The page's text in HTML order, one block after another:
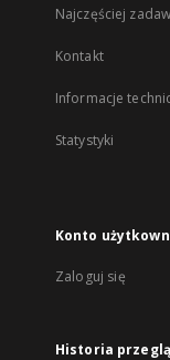
Najczęściej
Kontakt
Informacje
Statystyki
Konto
Zaloguj się
Historia